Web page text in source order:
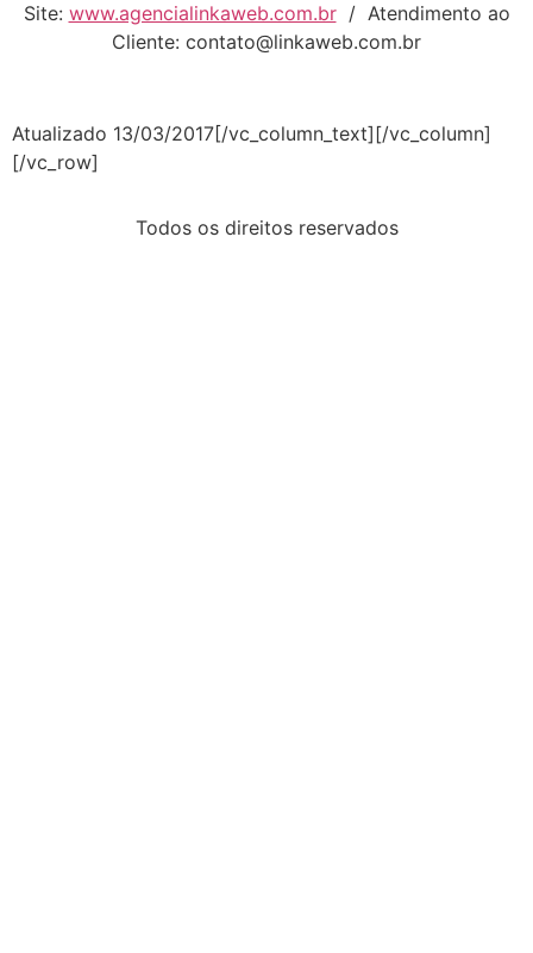
Site: www.agencialinkaweb.com.br/ Atendimento ao
Cliente: contato@linkaweb.com.br
Atualizado 13/03/2017[/vc_column_text][/vc_column]
[/vc_row]
Todos os direitos reservados